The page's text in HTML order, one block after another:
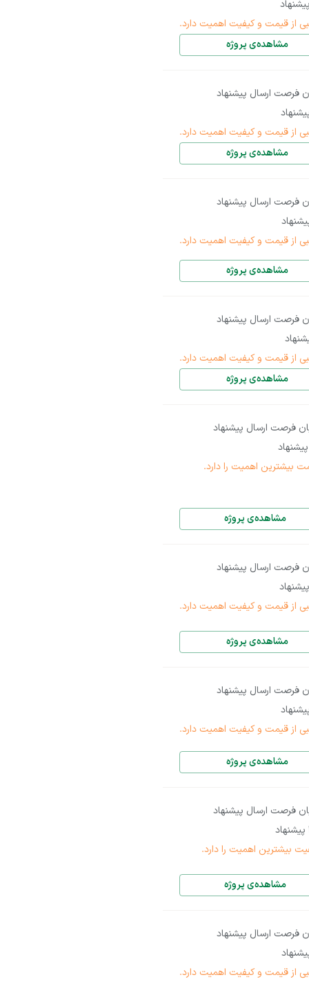
پیشنهاد
از قیمت و کیفیت اهمیت دارد.
مشاهده‌ی پروژه
فرصت ارسال پیشنهاد
از قیمت و کیفیت اهمیت دارد.
مشاهده‌ی پروژه
فرصت ارسال پیشنهاد
از قیمت و کیفیت اهمیت دارد.
مشاهده‌ی پروژه
فرصت ارسال پیشنهاد
از قیمت و کیفیت اهمیت دارد.
مشاهده‌ی پروژه
فرصت ارسال پیشنهاد
پیشنهاد
بیشترین اهمیت را دارد.
مشاهده‌ی پروژه
فرصت ارسال پیشنهاد
پیشنهاد
از قیمت و کیفیت اهمیت دارد.
مشاهده‌ی پروژه
فرصت ارسال پیشنهاد
از قیمت و کیفیت اهمیت دارد.
مشاهده‌ی پروژه
فرصت ارسال پیشنهاد
پیشنهاد
بیشترین اهمیت را دارد.
مشاهده‌ی پروژه
فرصت ارسال پیشنهاد
از قیمت و کیفیت اهمیت دارد.